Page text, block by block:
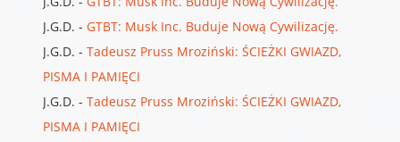
J.G.D. - GTBT: Musk Inc. Buduje Nową Cywilizację.
J.G.D. - Tadeusz Pruss Mroziński: ŚCIEŻKI GWIAZD,
PISMA I PAMIĘCI
J.G.D. - Tadeusz Pruss Mroziński: ŚCIEŻKI GWIAZD,
PISMA I PAMIĘCI